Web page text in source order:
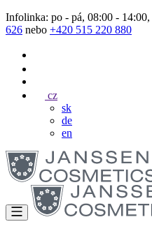
Infolinka: po - pá, 08:00 - 14:00,
626 nebo +420 515 220 880
cz
sk
de
en